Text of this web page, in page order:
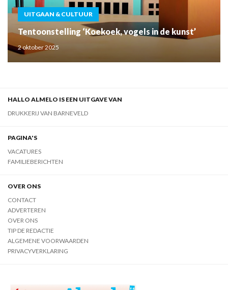
UITGAAN & CULTUUR
Tentoonstelling ‘Koekoek, vogels in de kunst’
2 oktober 2025
HALLO ALMELO IS EEN UITGAVE VAN
DRUKKERIJ VAN BARNEVELD
PAGINA'S
VACATURES
FAMILIEBERICHTEN
OVER ONS
CONTACT
ADVERTEREN
OVER ONS
TIP DE REDACTIE
ALGEMENE VOORWAARDEN
PRIVACYVERKLARING